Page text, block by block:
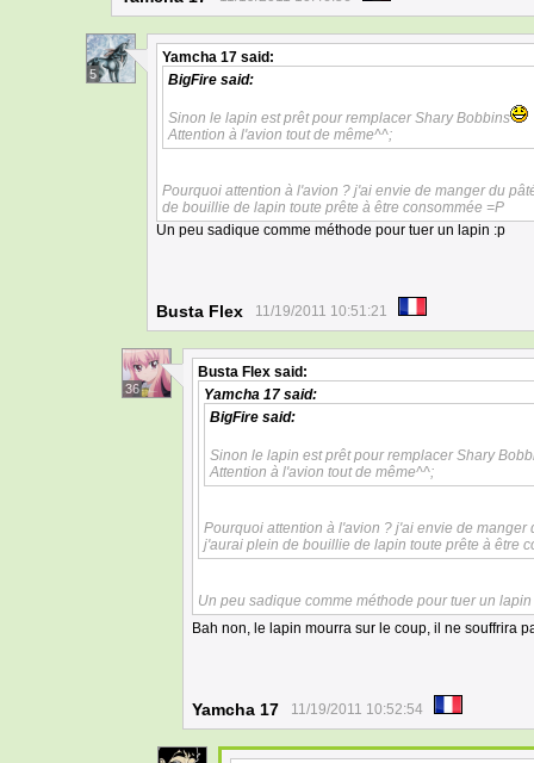
5
Yamcha 17 said:
BigFire said:
Sinon le lapin est prêt pour remplacer Shary Bobbins
Attention à l'avion tout de même^^;
Pourquoi attention à l'avion ? j'ai envie de manger du
de bouillie de lapin toute prête à être consommée =P
Un peu sadique comme méthode pour tuer un lapin :p
Busta Flex 11/19/2011 10:51:21
36
Busta Flex said:
Yamcha 17 said:
BigFire said:
Sinon le lapin est prêt pour remplacer Shary
Attention à l'avion tout de même^^;
Pourquoi attention à l'avion ? j'ai envie de
j'aurai plein de bouillie de lapin toute prête à être
Un peu sadique comme méthode pour tuer un lapin
Bah non, le lapin mourra sur le coup, il ne souffrira
Yamcha 17 11/19/2011 10:52:54